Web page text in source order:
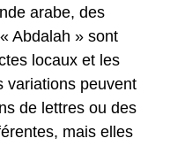
arabe, des
Abdalah » sont
locaux et les
variations peuvent
de lettres ou des
mais elles